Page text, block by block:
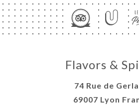
Flavors &
74 Rue de
69007 Lyon